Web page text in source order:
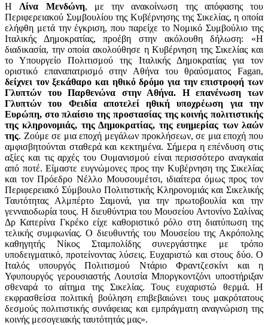
Η Λίνα Μενδώνη, με την ανακοίνωση της απόφασης του
Περιφερειακού Συμβουλίου της Κυβέρνησης της Σικελίας, η οποία
ελήφθη μετά την έγκριση, που παρείχε το Νομικό Συμβούλιο της
Ιταλικής Δημοκρατίας, προέβη στην ακόλουθη δήλωση: «Η
διαδικασία, την οποία ακολούθησε η Κυβέρνηση της Σικελίας και
το Υπουργείο Πολιτισμού της Ιταλικής Δημοκρατίας για τον
οριστικό επαναπατρισμό στην Αθήνα του θραύσματος Fagan,
δείχνει τον ξεκάθαρο και ηθικό δρόμο για την επιστροφή των
Γλυπτών του Παρθενώνα στην Αθήνα. Η επανένωση των
Γλυπτών του Φειδία αποτελεί ηθική υποχρέωση για την
Ευρώπη, στο πλαίσιο της προστασίας της κοινής πολιτιστικής
της κληρονομιάς, της Δημοκρατίας, της ευημερίας των λαών
της. Ζούμε σε μια εποχή μεγάλων προκλήσεων, σε μια εποχή που
αμφισβητούνται σταθερά και κεκτημένα. Σήμερα η επένδυση στις
αξίες και τις αρχές του Ουμανισμού είναι περισσότερο αναγκαία
από ποτέ. Είμαστε ευγνώμονες προς την Κυβέρνηση της Σικελίας
και τον Πρόεδρο Νέλλο Μουσουμέτσι, ιδιαίτερα όμως προς τον
Περιφερειακό Σύμβουλο Πολιτιστικής Κληρονομιάς και Σικελικής
Ταυτότητας Αλμπέρτο Σαμονά, για την πρωτοβουλία και την
γενναιοδωρία τους. H διευθύντρια του Μουσείου Αντονίνο Σαλίνας
Δρ Κατερίνα Γκρέκο είχε καθοριστικό ρόλο στη διατύπωση της
τελικής συμφωνίας. Ο διευθυντής του Μουσείου της Ακρόπολης
καθηγητής Νίκος Σταμπολίδης συνεργάστηκε με τρόπο
υποδειγματικό, προτείνοντας λύσεις. Ευχαριστώ και στους δύο. Ο
Ιταλός υπουργός Πολιτισμού Ντάριο Φραντζεσκίνι και η
Υφυπουργός γερουσιαστής Λουτσία Μποργκοντζόνι υποστήριξαν
σθεναρά το αίτημα της Σικελίας. Τους ευχαριστώ θερμά. Η
εκφρασθείσα πολιτική βούληση επιβεβαιώνει τους μακρότατους
δεσμούς πολιτιστικής συνάφειας και εμπράγματη αναγνώριση της
κοινής μεσογειακής ταυτότητάς μας».